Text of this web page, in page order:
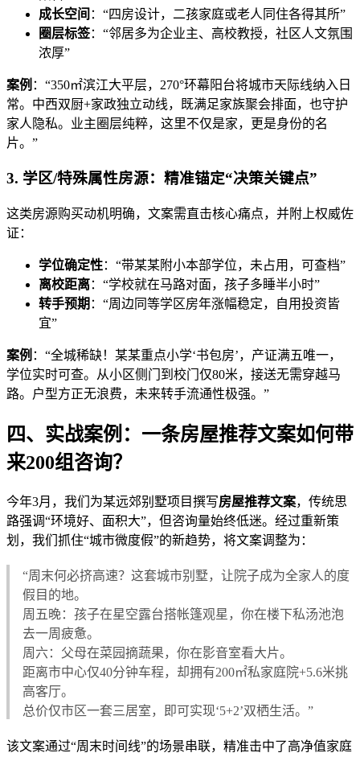
成长空间 ：“四房设计，二孩家庭或老人同住各得其所”
圈层标签：“邻居多为企业主、高校教授，社区人文氛围
浓厚”
案例 ：“350㎡滨江大平层，270°环幕阳台将城市天际线纳入日
常。中西双厨+家政独立动线，既满足家族聚会排面，也守护
家人隐私。业主圈层纯粹，这里不仅是家，更是身份的名
片。”
3. 学区/特殊属性房源：精准锚定“决策关键点”
这类房源购买动机明确，文案需直击核心痛点，并附上权威佐
证：
学位确定性：“带某某附小本部学位，未占用，可查档”
离校距离：“学校就在马路对面，孩子多睡半小时”
转手预期 ：“周边同等学区房年涨幅稳定，自用投资皆
宜”
案例 ：“全城稀缺！某某重点小学‘书包房’，产证满五唯一，
学位实时可查。从小区侧门到校门仅80米，接送无需穿越马
路。户型方正无浪费，未来转手流通性极强。”
四、实战案例：一条房屋推荐文案如何带
来200组咨询？
今年3月，我们为某远郊别墅项目撰写房屋推荐文案，传统思
路强调“环境好、面积大”，但咨询量始终低迷。经过重新策
划，我们抓住“城市微度假”的新趋势，将文案调整为：
“周末何必挤高速？这套城市别墅，让院子成为全家人的度
假目的地。
周五晚：孩子在星空露台搭帐篷观星，你在楼下私汤池泡
去一周疲惫。
周六：父母在菜园摘蔬果，你在影音室看大片。
距离市中心仅40分钟车程，却拥有200㎡私家庭院+5.6米挑
高客厅。
总价仅市区一套三居室，即可实现‘5+2’双栖生活。”
该文案通过“周末时间线”的场景串联，精准击中了高净值家庭